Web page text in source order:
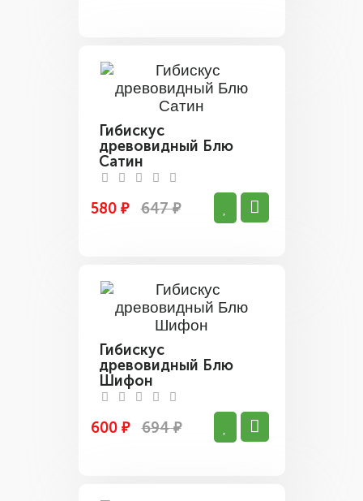
Гибискус
древовидный Блю
Сатин
580 ₽ 647 ₽
Гибискус
древовидный Блю
Шифон
600 ₽ 694 ₽